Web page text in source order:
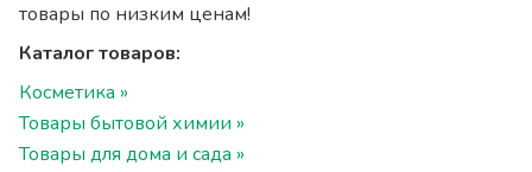
товары по низким ценам!
Каталог товаров:
Косметика »
Товары бытовой химии »
Товары для дома и сада »